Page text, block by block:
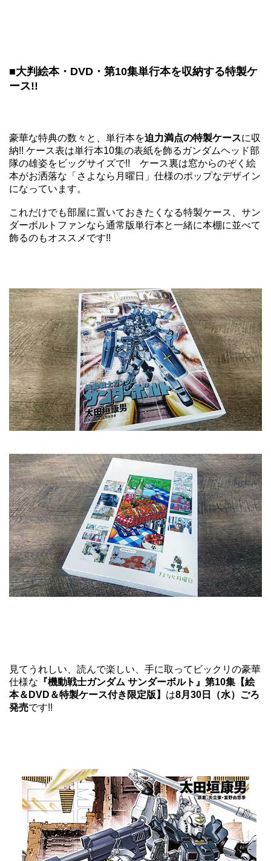
■大判絵本・DVD・第10集単行本を収納する特製ケ
ース!!
豪華な特典の数々と、単行本を迫力満点の特製ケースに収
納!! ケース表は単行本10集の表紙を飾るガンダムヘッド部
隊の雄姿をビッグサイズで!! ケース裏は窓からのぞく絵
本がお洒落な「さよなら月曜日」仕様のポップなデザイン
になっています。
これだけでも部屋に置いておきたくなる特製ケース、サン
ダーボルトファンなら通常版単行本と一緒に本棚に並べて
飾るのもオススメです!!
見てうれしい、読んで楽しい、手に取ってビックリの豪華
仕様な 『機動戦士ガンダム サンダーボルト』第10集【絵
本＆DVD＆特製ケース付き限定版】 は8月30日（水）ごろ
発売です!!